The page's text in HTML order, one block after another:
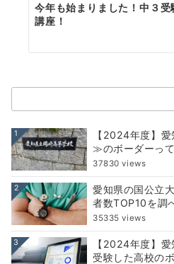
今年も始まりました！中３受
講座！
索：
1
【2024年度】
≫のボーダーっ
37830 views
2
愛知県の国公立
者数TOP10を調
35335 views
3
【2024年度】
受験した高校の